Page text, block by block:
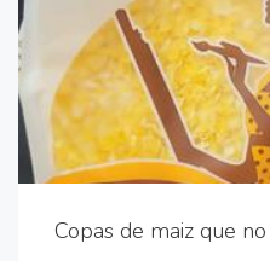
Copas de maiz que